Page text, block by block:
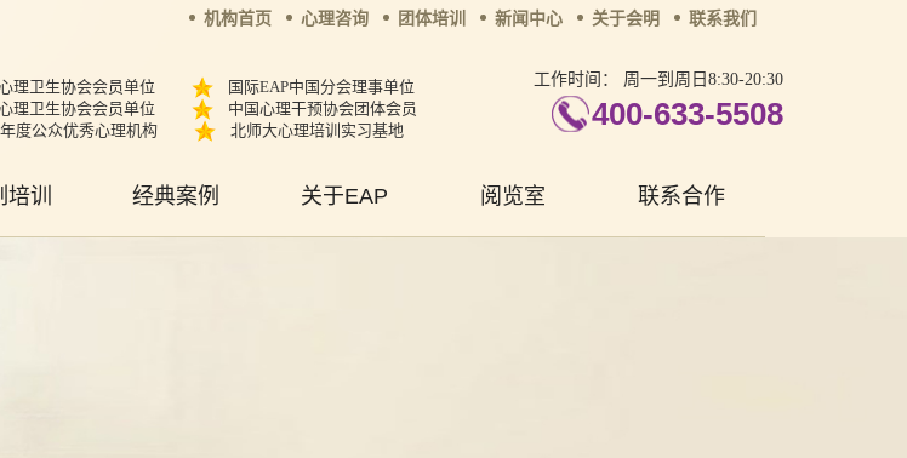
机构首页 心理咨询 团体培训 新闻中心 关于会明 联系我们
理卫生协会会员单位
国际EAP中国分会理事单位
理卫生协会会员单位
中国心理干预协会团体会员
度公众优秀心理机构
北师大心理培训实习基地
工作时间： 周一到周日8:30-20:30
400-633-5508
培训 经典案例 关于EAP 阅览室 联系合作